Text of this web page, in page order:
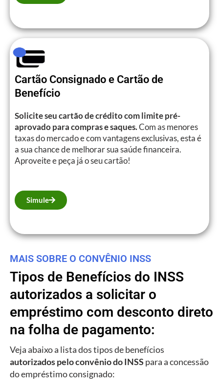
Cartão Consignado e Cartão de
Benefício
Solicite seu cartão de crédito com limite pré-
aprovado para compras e saques.Com as menores
taxas do mercado e com vantagens exclusivas, esta é
a sua chance de melhorar sua saúde financeira.
Aproveite e peça já o seu cartão!
Simule
MAIS SOBRE O CONVÊNIO INSS
Tipos de Benefícios do INSS
autorizados a solicitar o
empréstimo com desconto direto
na folha de pagamento:
Veja abaixo a lista dos tipos de benefícios
autorizados pelo convênio do INSS para a concessão
do empréstimo consignado: